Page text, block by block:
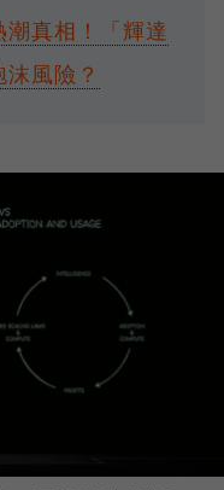
真相！「輝達
風險？